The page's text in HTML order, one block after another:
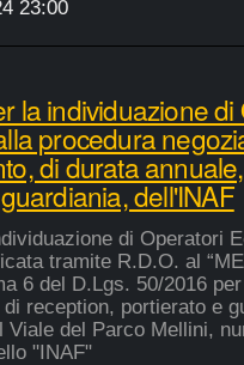
23:00
la individuazione
procedura
di durata
dell'INAF
di Operatori
tramite R.D.O. al
6 del D.Lgs. 50/2016
reception, portierato e
del Parco Mellini,
"INAF"